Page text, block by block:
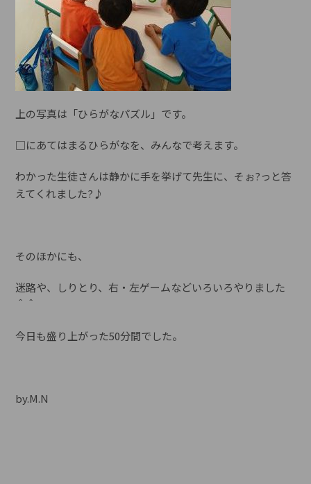
上の写真は「ひらがなパズル」です。
□にあてはまるひらがなを、みんなで考えます。
わかった生徒さんは静かに手を挙げて先生に、そぉ?っと答
えてくれました?♪
そのほかにも、
迷路や、しりとり、右・左ゲームなどいろいろやりました
＾＾
今日も盛り上がった50分間でした。
by.M.N